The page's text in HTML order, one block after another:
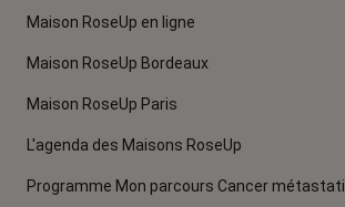
Maison RoseUp en ligne
Maison RoseUp Bordeaux
Maison RoseUp Paris
L'agenda des Maisons RoseUp
Programme Mon parcours Cancer